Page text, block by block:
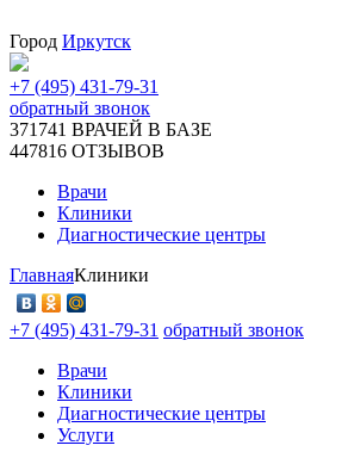
Город Иркутск
+7 (495) 431-79-31
обратный звонок
371741 ВРАЧЕЙ В БАЗЕ
447816 ОТЗЫВОВ
Врачи
Клиники
Диагностические центры
ГлавнаяКлиники
+7 (495) 431-79-31 обратный звонок
Врачи
Клиники
Диагностические центры
Услуги